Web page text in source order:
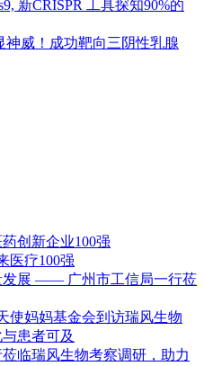
新CRISPR 工具探知90%的
神威！成功靶向三阴性乳腺
创新企业100强
医疗100强
发展 —— 广州市工信局一行莅
使妈妈基金会到访瑞风生物
患者可及
临瑞风生物考察调研，助力